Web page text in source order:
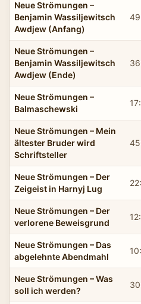
Neue Strömungen –
Benjamin Wassiljewitsch
Awdjew (Anfang)
Neue Strömungen –
Benjamin Wassiljewitsch
Awdjew (Ende)
Neue Strömungen –
Balmaschewski
Neue Strömungen – Mein
ältester Bruder wird
Schriftsteller
Neue Strömungen – Der
Zeigeist in Harnyj Lug
Neue Strömungen – Der
verlorene Beweisgrund
Neue Strömungen – Das
abgelehnte Abendmahl
Neue Strömungen – Was
soll ich werden?